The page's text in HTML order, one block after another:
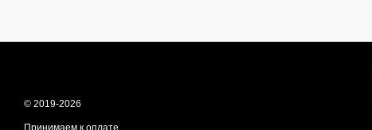
© 2019-2026
Принимаем к оплате